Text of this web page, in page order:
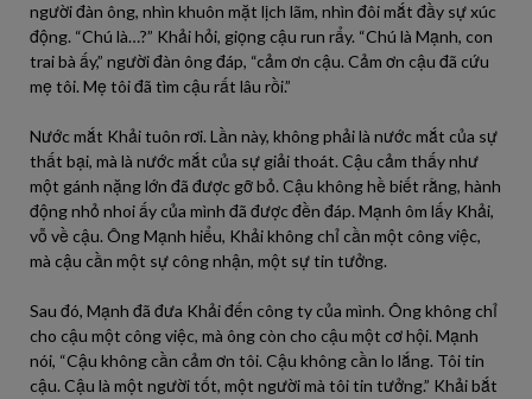
người đàn ông, nhìn khuôn mặt lịch lãm, nhìn đôi mắt đầy sự xúc
động. “Chú là…?” Khải hỏi, giọng cậu run rẩy. “Chú là Mạnh, con
trai bà ấy,” người đàn ông đáp, “cảm ơn cậu. Cảm ơn cậu đã cứu
mẹ tôi. Mẹ tôi đã tìm cậu rất lâu rồi.”
Nước mắt Khải tuôn rơi. Lần này, không phải là nước mắt của sự
thất bại, mà là nước mắt của sự giải thoát. Cậu cảm thấy như
một gánh nặng lớn đã được gỡ bỏ. Cậu không hề biết rằng, hành
động nhỏ nhoi ấy của mình đã được đền đáp. Mạnh ôm lấy Khải,
vỗ về cậu. Ông Mạnh hiểu, Khải không chỉ cần một công việc,
mà cậu cần một sự công nhận, một sự tin tưởng.
Sau đó, Mạnh đã đưa Khải đến công ty của mình. Ông không chỉ
cho cậu một công việc, mà ông còn cho cậu một cơ hội. Mạnh
nói, “Cậu không cần cảm ơn tôi. Cậu không cần lo lắng. Tôi tin
cậu. Cậu là một người tốt, một người mà tôi tin tưởng.” Khải bắt